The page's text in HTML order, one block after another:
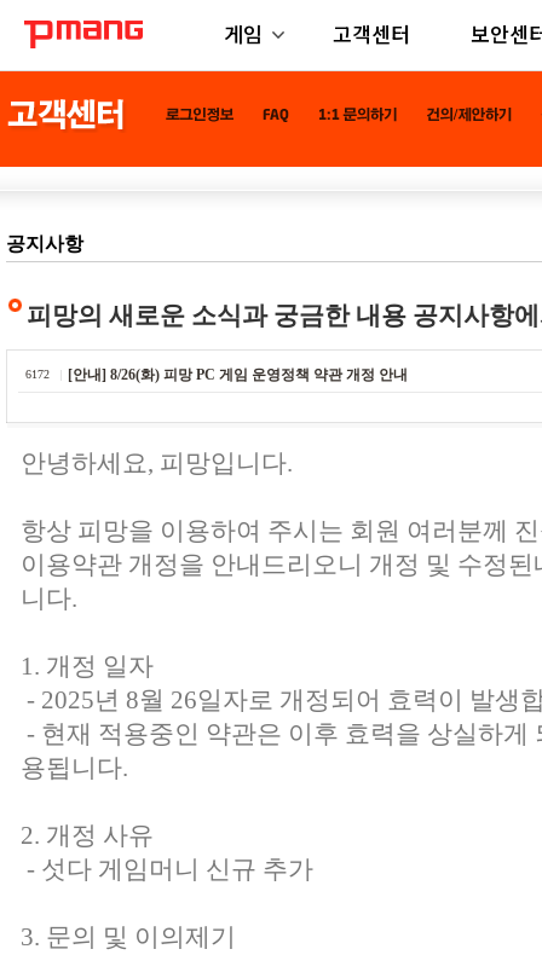
게임 고객센터 보안센
공지사항
피망의 새로운 소식과 궁금한 내용 공지사항
6172 [안내] 8/26(화) 피망 PC 게임 운영정책 약관 개정 안내
안녕하세요, 피망입니다.
항상 피망을 이용하여 주시는 회원 여러분께
이용약관 개정을 안내드리오니 개정 및 수정
니다.
1. 개정 일자
- 2025년 8월 26일자로 개정되어 효력이 발생
- 현재 적용중인 약관은 이후 효력을 상실하게
용됩니다.
2. 개정 사유
- 섯다 게임머니 신규 추가
3. 문의 및 이의제기